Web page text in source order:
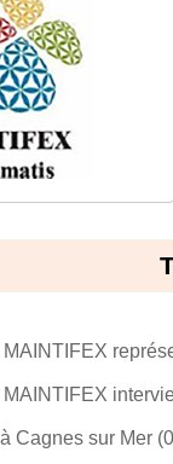
MAINTIFEX
MAINTIFEX
à Cagnes sur Mer